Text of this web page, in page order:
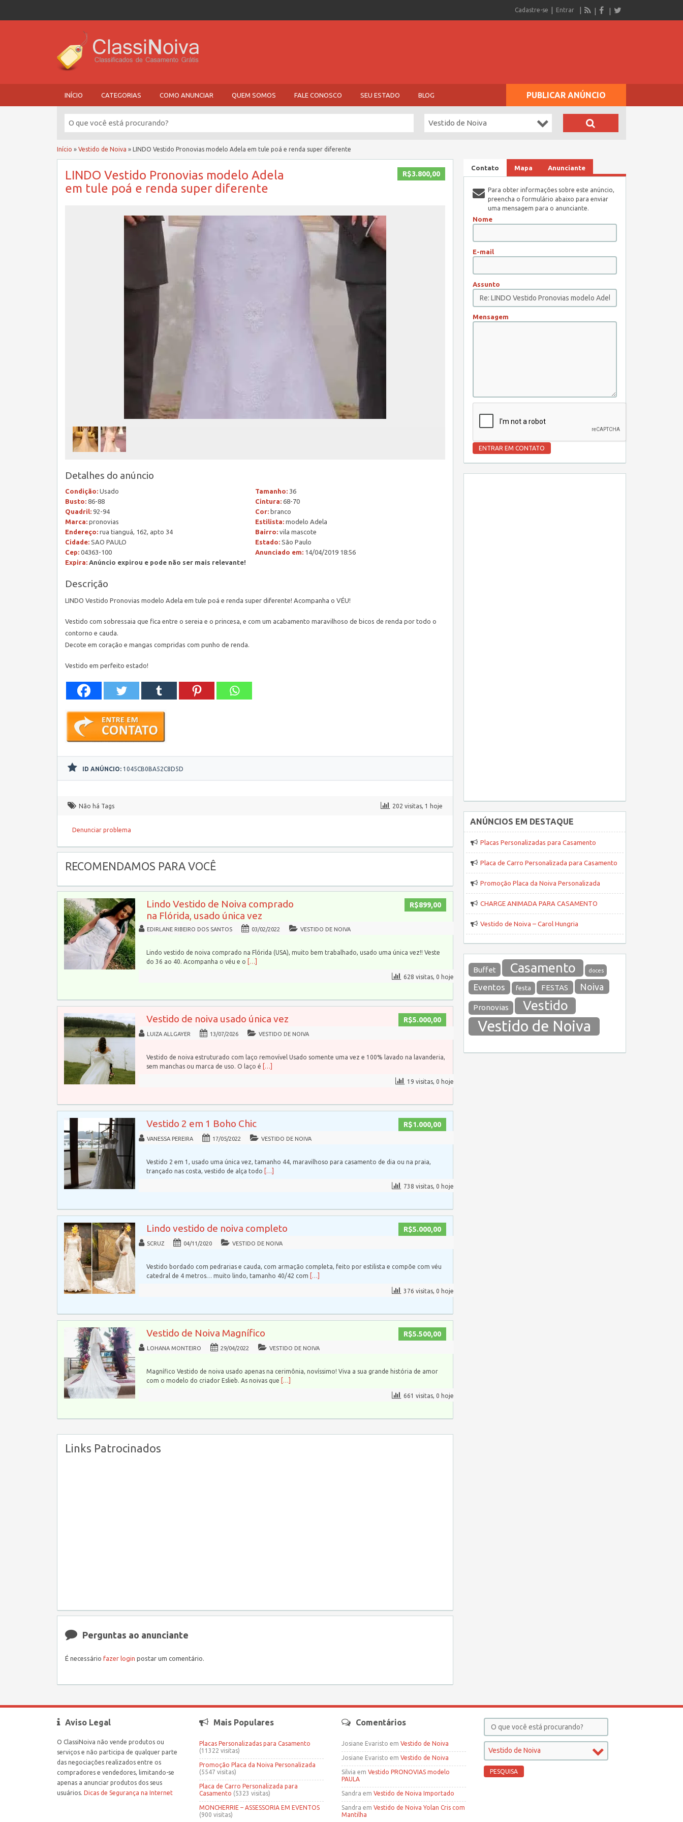
Cadastre-se Entrar
INÍCIO CATEGORIAS COMO ANUNCIAR QUEM SOMOS FALE CONOSCO SEU ESTADO BLOG PUBLICAR ANÚNCIO
Vestido de Noiva
Início » Vestido de Noiva » LINDO Vestido Pronovias modelo Adela em tule poá e renda super diferente
R$3.800,00
LINDO Vestido Pronovias modelo Adela
em tule poá e renda super diferente
Detalhes do anúncio
Condição: Usado Tamanho: 36
Busto: 86-88 Cintura: 68-70
Quadril: 92-94 Cor: branco
Marca: pronovias Estilista: modelo Adela
Endereço: rua tianguá, 162, apto 34 Bairro: vila mascote
Cidade: SAO PAULO Estado: São Paulo
Cep: 04363-100 Anunciado em: 14/04/2019 18:56
Expira: Anúncio expirou e pode não ser mais relevante!
Descrição
LINDO Vestido Pronovias modelo Adela em tule poá e renda super diferente! Acompanha o VÉU!
Vestido com sobressaia que fica entre o sereia e o princesa, e com um acabamento maravilhoso de bicos de renda por todo o
contorno e cauda.
Decote em coração e mangas compridas com punho de renda.
Vestido em perfeito estado!
ID ANÚNCIO: 1045CB0BA52C8D5D
Não há Tags 202 visitas, 1 hoje
Denunciar problema
RECOMENDAMOS PARA VOCÊ
R$899,00
Lindo Vestido de Noiva comprado
na Flórida, usado única vez
EDIRLANE RIBEIRO DOS SANTOS 03/02/2022 VESTIDO DE NOIVA
Lindo vestido de noiva comprado na Flórida (USA), muito bem trabalhado, usado uma única vez!! Veste
do 36 ao 40. Acompanha o véu e o […]
628 visitas, 0 hoje
R$5.000,00
Vestido de noiva usado única vez
LUIZA ALLGAYER 13/07/2026 VESTIDO DE NOIVA
Vestido de noiva estruturado com laço removível Usado somente uma vez e 100% lavado na lavanderia,
sem manchas ou marca de uso. O laço é […]
19 visitas, 0 hoje
R$1.000,00
Vestido 2 em 1 Boho Chic
VANESSA PEREIRA 17/05/2022 VESTIDO DE NOIVA
Vestido 2 em 1, usado uma única vez, tamanho 44, maravilhoso para casamento de dia ou na praia,
trançado nas costa, vestido de alça todo […]
738 visitas, 0 hoje
R$5.000,00
Lindo vestido de noiva completo
SCRUZ 04/11/2020 VESTIDO DE NOIVA
Vestido bordado com pedrarias e cauda, com armação completa, feito por estilista e compõe com véu
catedral de 4 metros… muito lindo, tamanho 40/42 com […]
376 visitas, 0 hoje
R$5.500,00
Vestido de Noiva Magnífico
LOHANA MONTEIRO 29/04/2022 VESTIDO DE NOIVA
Magnífico Vestido de noiva usado apenas na cerimônia, novíssimo! Viva a sua grande história de amor
com o modelo do criador Eslieb. As noivas que […]
661 visitas, 0 hoje
Links Patrocinados
Perguntas ao anunciante
É necessário fazer login postar um comentário.
Contato Mapa Anunciante
Para obter informações sobre este anúncio,
preencha o formulário abaixo para enviar
uma mensagem para o anunciante.
Nome
E-mail
Assunto
Mensagem
ANÚNCIOS EM DESTAQUE
Placas Personalizadas para Casamento
Placa de Carro Personalizada para Casamento
Promoção Placa da Noiva Personalizada
CHARGE ANIMADA PARA CASAMENTO
Vestido de Noiva – Carol Hungria
Buffet Casamento doces
Eventos festa FESTAS Noiva
Pronovias Vestido
Vestido de Noiva
Aviso Legal
O ClassiNoiva não vende produtos ou
serviços e não participa de qualquer parte
das negociações realizados entre os
compradores e vendedores, limitando-se
apenas a anunciar produtos dos seus
usuários. Dicas de Segurança na Internet
Mais Populares
Placas Personalizadas para Casamento
(11322 visitas)
Promoção Placa da Noiva Personalizada
(5547 visitas)
Placa de Carro Personalizada para
Casamento (5323 visitas)
MONCHERRIE – ASSESSORIA EM EVENTOS
(900 visitas)
Comentários
Josiane Evaristo em Vestido de Noiva
Josiane Evaristo em Vestido de Noiva
Silvia em Vestido PRONOVIAS modelo
PAULA
Sandra em Vestido de Noiva Importado
Sandra em Vestido de Noiva Yolan Cris com
Mantilha
Vestido de Noiva